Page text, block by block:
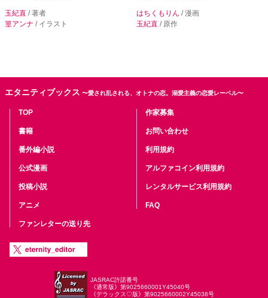
玉紀直 / 著者
篁アンナ / イラスト
はちくもりん / 漫画
玉紀直 / 原作
エタニティブックス 〜愛され乱される、オトナの恋。溺愛主義の恋愛レーベル〜
TOP
書籍
番外編小説
公式漫画
投稿小説
アニメ
ファンレターの送り先
作家募集
お問い合わせ
利用規約
アルファコイン利用規約
レンタルサービス利用規約
FAQ
JASRAC許諾番号
《通常版》第9025660001Y45040号
《デラックス♡版》第9025660002Y45038号